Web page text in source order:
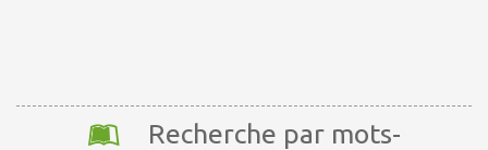
Recherche par mots-